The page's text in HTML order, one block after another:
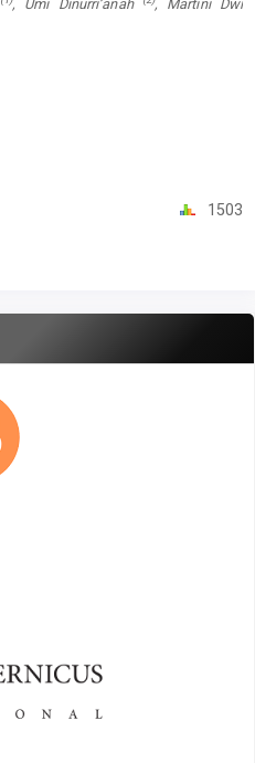
, Umi Dinurri’anah
, Martini Dwi
1503